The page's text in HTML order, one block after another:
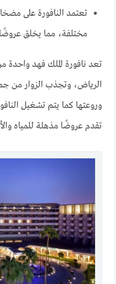
تعتمد النافورة على
مختلفة، مما يخلق عروضًا
تعد نافورة الملك فهد واحدة
الرياض، وتجذب الزوار من
وروعتها كما يتم تشغيل
تقدم عروضًا مذهلة للمياه